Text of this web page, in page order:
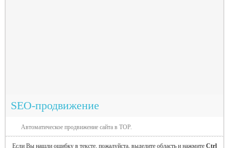
SEO-продвижение
Автоматическое продвижение сайта в TOP.
Если Вы нашли ошибку в тексте, пожалуйста, выделите область и нажмите Ctrl